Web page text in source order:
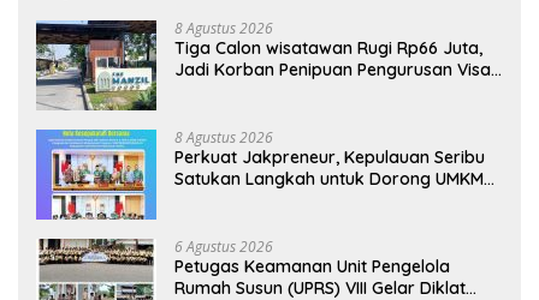
8 Agustus 2026
Tiga Calon wisatawan Rugi Rp66 Juta,
Jadi Korban Penipuan Pengurusan Visa
8 Agustus 2026
Perkuat Jakpreneur, Kepulauan Seribu
Satukan Langkah untuk Dorong UMKM
6 Agustus 2026
Petugas Keamanan Unit Pengelola
Rumah Susun (UPRS) VIII Gelar Diklat